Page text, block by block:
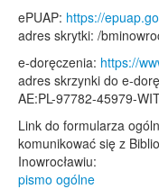
ePUAP: https://
adres skrytki: /
e-doręczenia: https://
adres skrzynki do e-
AE:PL-97782-45979-
Link do formularza
komunikować się z
Inowrocławiu:
pismo ogólne